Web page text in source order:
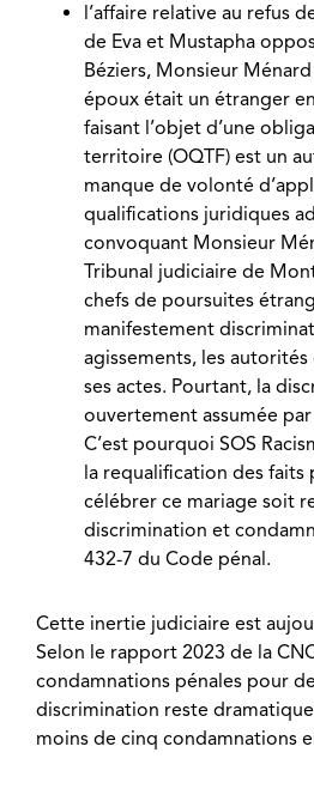
l’affaire relative au refus
de Eva et Mustapha
Béziers, Monsieur
époux était un étranger
faisant l’objet d’une
territoire (OQTF) est un
manque de volonté
qualifications juridiques
convoquant Monsieur
Tribunal judiciaire de
chefs de poursuites
manifestement
agissements, les
ses actes. Pourtant, la
ouvertement assumée
C’est pourquoi SOS
la requalification des faits
célébrer ce mariage soit
discrimination et
432-7 du Code pénal.
Cette inertie judiciaire est
Selon le rapport 2023 de la
condamnations pénales pour
discrimination reste
moins de cinq condamnations